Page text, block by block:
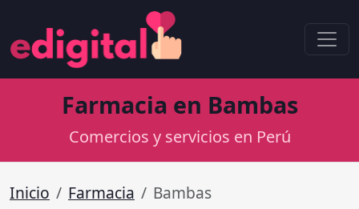
Farmacia en Bambas
Comercios y servicios en Perú
Inicio Farmacia Bambas